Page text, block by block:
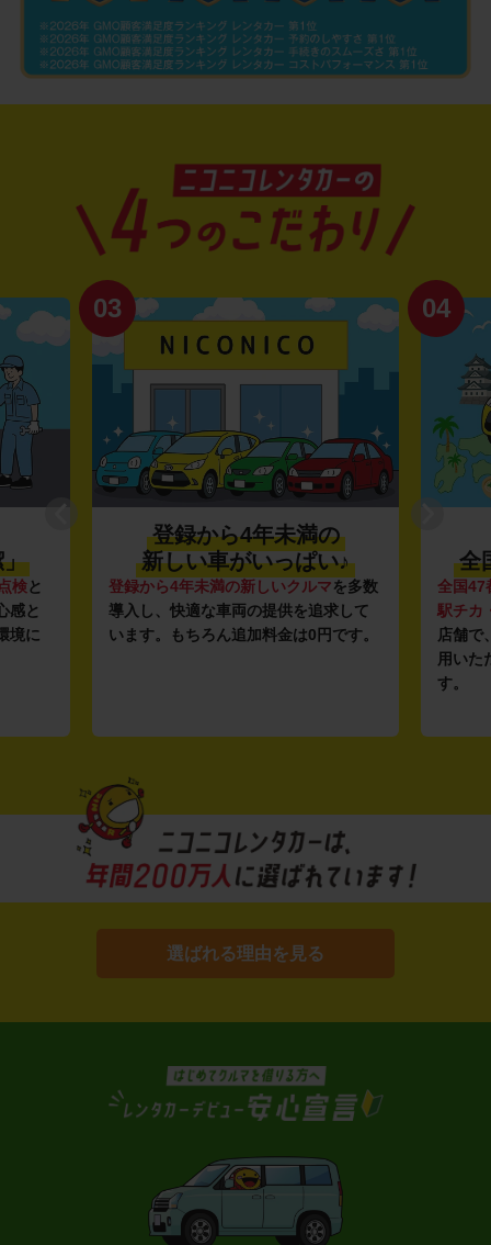
」
検と
感と
境に
03
登録から4年未満の
新しい車がいっぱい♪
登録から4年未満の新しいクルマを多数
導入し、快適な車両の提供を追求して
います。もちろん追加料金は0円です。
04
全
全国47
駅チカ
店舗で
用いた
す。
選ばれる理由を見る